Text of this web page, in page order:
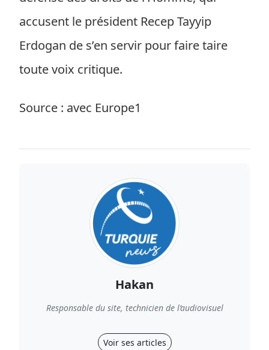
accusent le président Recep Tayyip
Erdogan de s’en servir pour faire taire
toute voix critique.
Source : avec Europe1
Hakan
Responsable du site, technicien de l’audiovisuel
Voir ses articles